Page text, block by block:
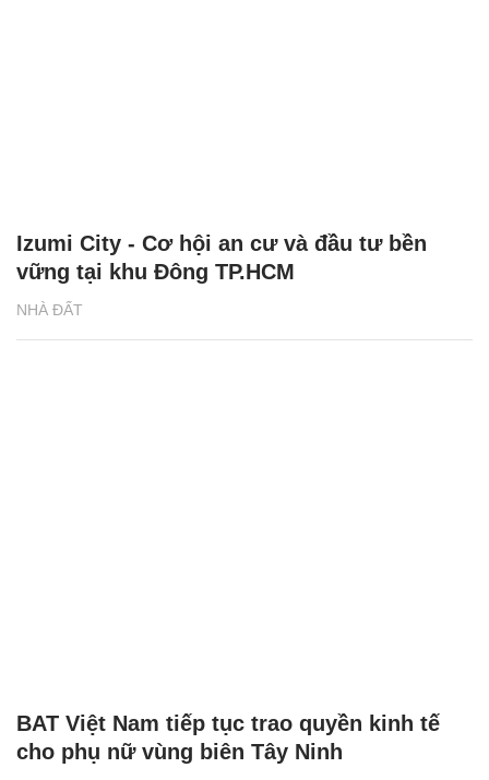
NHÀ ĐẤT
Izumi City - Cơ hội an cư và đầu tư bền
vững tại khu Đông TP.HCM
BAT Việt Nam tiếp tục trao quyền kinh tế
cho phụ nữ vùng biên Tây Ninh